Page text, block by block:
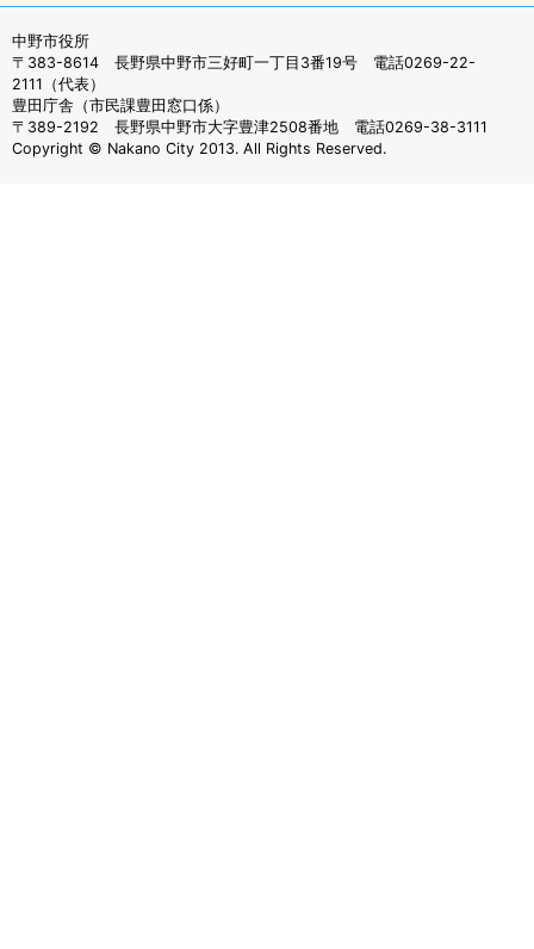
中野市役所
〒383-8614 長野県中野市三好町一丁目3番19号 電話0269-22-
2111（代表）
豊田庁舎（市民課豊田窓口係）
〒389-2192 長野県中野市大字豊津2508番地 電話0269-38-3111
Copyright © Nakano City 2013. All Rights Reserved.